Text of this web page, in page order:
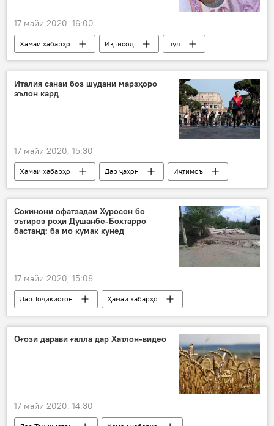
17 майи 2020, 16:00
Ҳамаи хабарҳо Иқтисод
пул
Дар Тоҷикистон
Италия санаи боз шудани марзҳоро
эълон кард
17 майи 2020, 15:30
Ҳамаи хабарҳо Дар ҷаҳон
Иҷтимоъ
Италия
сарҳад
Сокинони офатзадаи Хуросон бо
эътироз роҳи Душанбе-Бохтарро
бастанд: ба мо кумак кунед
17 майи 2020, 15:08
Дар Тоҷикистон
Ҳамаи хабарҳо
Рӯйдод, ҷиноят ва ҳолатҳои фавқулода
Хуросон
Душанбе
сокинон
сел
Оғози дарави ғалла дар Хатлон-видео
17 майи 2020, 14:30